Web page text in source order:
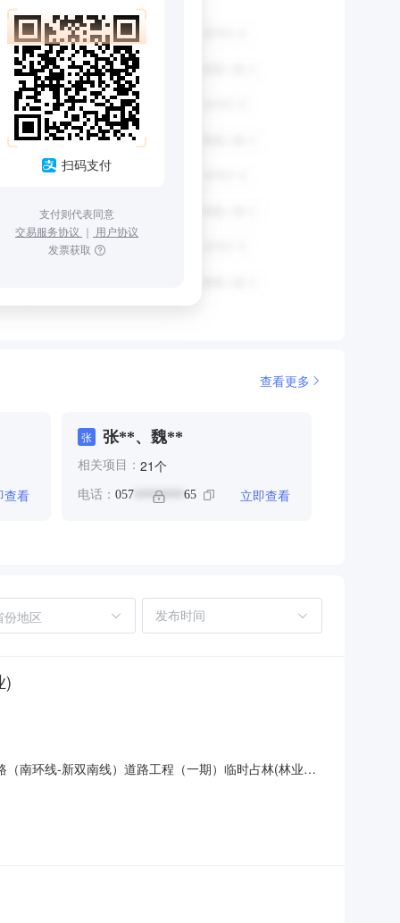
扫码支付
支付则代表同意
交易服务协议 ｜ 用户协议
发票获取
查看更多
查看
张 张**、魏**
相关项目： 21个
电话： 057 ******** 65 立即查看
份地区
)
南环线-新双南线）道路工程（一期）临时占林(林业调